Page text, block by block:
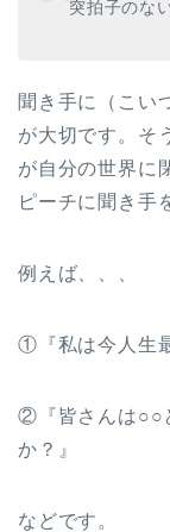
突拍子のな
聞き手に（こい
が大切です。そ
が自分の世界に
ピーチに聞き手
例えば、、、
①『私は今人生
②『皆さんは○○
か？』
などです。